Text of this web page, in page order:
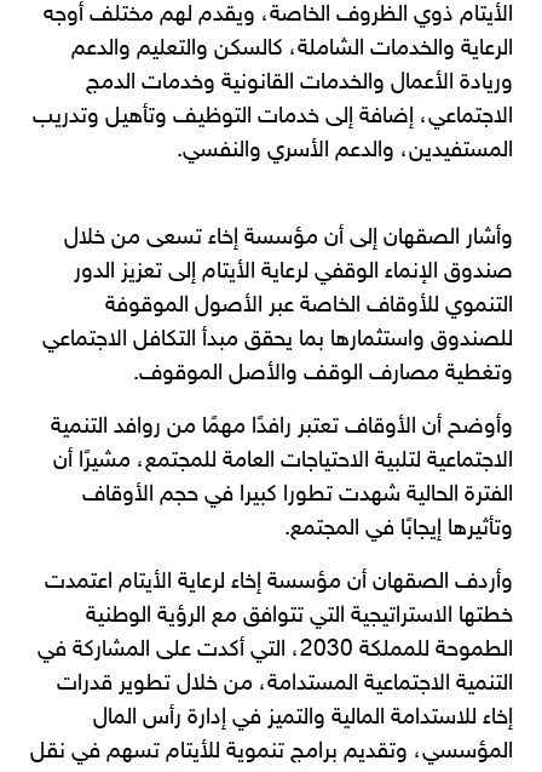
الأيتام ذوي الظروف الخاصة، ويقدم لهم مختلف أوجه
الرعاية والخدمات الشاملة، كالسكن والتعليم والدعم
وريادة الأعمال والخدمات القانونية وخدمات الدمج
الاجتماعي، إضافة إلى خدمات التوظيف وتأهيل وتدريب
المستفيدين، والدعم الأسري والنفسي.
وأشار الصقهان إلى أن مؤسسة إخاء تسعى من خلال
صندوق الإنماء الوقفي لرعاية الأيتام إلى تعزيز الدور
التنموي للأوقاف الخاصة عبر الأصول الموقوفة
للصندوق واستثمارها بما يحقق مبدأ التكافل الاجتماعي
وتغطية مصارف الوقف والأصل الموقوف.
وأوضح أن الأوقاف تعتبر رافدًا مهمًا من روافد التنمية
الاجتماعية لتلبية الاحتياجات العامة للمجتمع، مشيرًا أن
الفترة الحالية شهدت تطورا كبيرا في حجم الأوقاف
وتأثيرها إيجابًا في المجتمع.
وأردف الصقهان أن مؤسسة إخاء لرعاية الأيتام اعتمدت
خطتها الاستراتيجية التي تتوافق مع الرؤية الوطنية
الطموحة للمملكة 2030، التي أكدت على المشاركة في
التنمية الاجتماعية المستدامة، من خلال تطوير قدرات
إخاء للاستدامة المالية والتميز في إدارة رأس المال
المؤسسي، وتقديم برامج تنموية للأيتام تسهم في نقل